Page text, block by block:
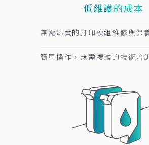
低維護的成本
無需昂貴的打印模組維修與保
簡單操作，無需複雜的技術培